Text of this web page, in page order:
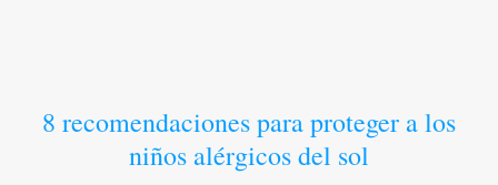
8 recomendaciones para proteger a los
niños alérgicos del sol